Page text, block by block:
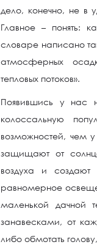
дело, конечно, не в
Главное – понять:
словаре написано
атмосферных
тепловых потоков».
Появившись у нас
колоссальную
возможностей, чем
защищают от
воздуха и
равномерное
маленькой дачной
занавесками, от
либо обмотать